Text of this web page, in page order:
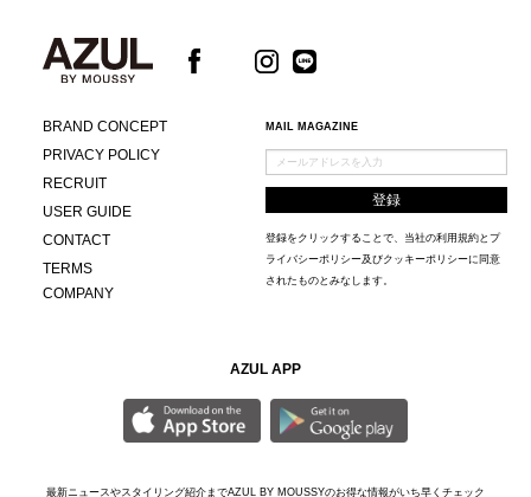
BRAND CONCEPT
PRIVACY POLICY
RECRUIT
USER GUIDE
CONTACT
TERMS
COMPANY
MAIL MAGAZINE
登録をクリックすることで、当社の利用規約とプ
ライバシーポリシー及びクッキーポリシーに同意
されたものとみなします。
AZUL APP
最新ニュースやスタイリング紹介までAZUL BY MOUSSYのお得な情報がいち早くチェック